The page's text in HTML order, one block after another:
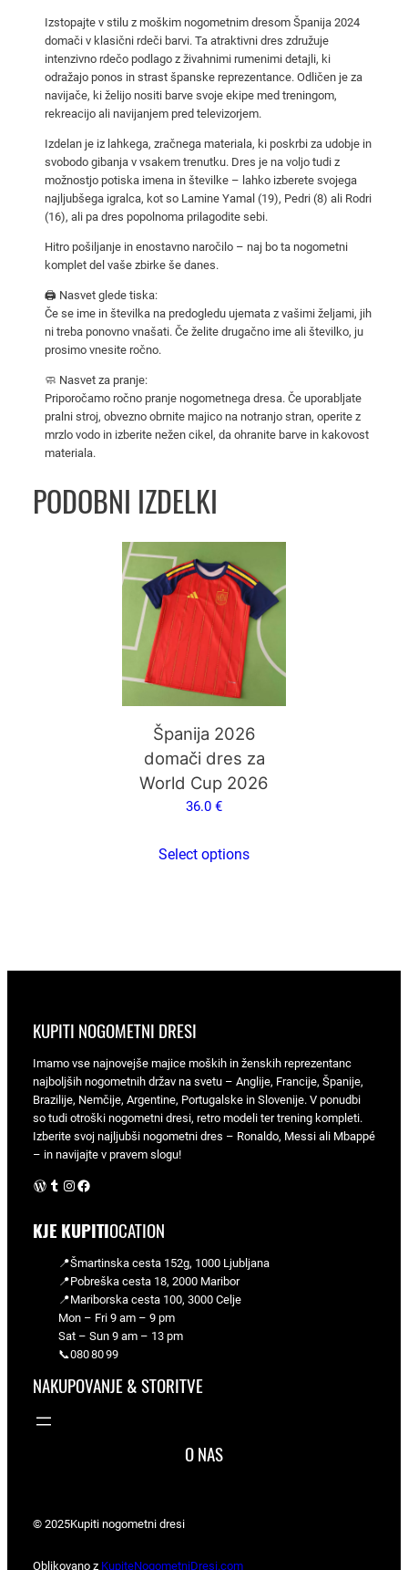
l
i
Izstopajte v stilu z moškim nogometnim dresom Španija 2024
domači v klasični rdeči barvi. Ta atraktivni dres združuje
intenzivno rdečo podlago z živahnimi rumenimi detajli, ki
odražajo ponos in strast španske reprezentance. Odličen je za
navijače, ki želijo nositi barve svoje ekipe med treningom,
rekreacijo ali navijanjem pred televizorjem.
Izdelan je iz lahkega, zračnega materiala, ki poskrbi za udobje in
svobodo gibanja v vsakem trenutku. Dres je na voljo tudi z
možnostjo potiska imena in številke – lahko izberete svojega
najljubšega igralca, kot so Lamine Yamal (19), Pedri (8) ali Rodri
(16), ali pa dres popolnoma prilagodite sebi.
Hitro pošiljanje in enostavno naročilo – naj bo ta nogometni
komplet del vaše zbirke še danes.
🖨️ Nasvet glede tiska:
Če se ime in številka na predogledu ujemata z vašimi željami, jih
ni treba ponovno vnašati. Če želite drugačno ime ali številko, ju
prosimo vnesite ročno.
🧼 Nasvet za pranje:
Priporočamo ročno pranje nogometnega dresa. Če uporabljate
pralni stroj, obvezno obrnite majico na notranjo stran, operite z
mrzlo vodo in izberite nežen cikel, da ohranite barve in kakovost
materiala.
PODOBNI IZDELKI
Španija 2026
domači dres za
World Cup 2026
36.0 €
Select options
Ta
izdelek
ima
več
različic.
Možnosti
lahko
izberete
strani
izdelka
KUPITI NOGOMETNI DRESI
Imamo vse najnovejše majice moških in ženskih reprezentanc
najboljših nogometnih držav na svetu – Anglije, Francije, Španije,
Brazilije, Nemčije, Argentine, Portugalske in Slovenije. V ponudbi
so tudi otroški nogometni dresi, retro modeli ter trening kompleti.
Izberite svoj najljubši nogometni dres – Ronaldo, Messi ali Mbappé
– in navijajte v pravem slogu!
WordPress Instagram Facebook
KJE KUPITIOCATION
📍Šmartinska cesta 152g, 1000 Ljubljana
📍Pobreška cesta 18, 2000 Maribor
📍Mariborska cesta 100, 3000 Celje
Mon – Fri 9 am – 9 pm
Sat – Sun 9 am – 13 pm
📞080 80 99
NAKUPOVANJE & STORITVE
O NAS
© 2025Kupiti nogometni dresi
Oblikovano z KupiteNogometniDresi.com